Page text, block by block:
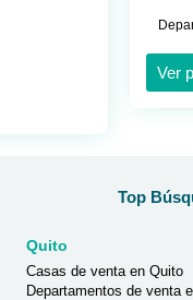
Ver
Top
Quito
Casas de venta en Quito
Departamentos de venta